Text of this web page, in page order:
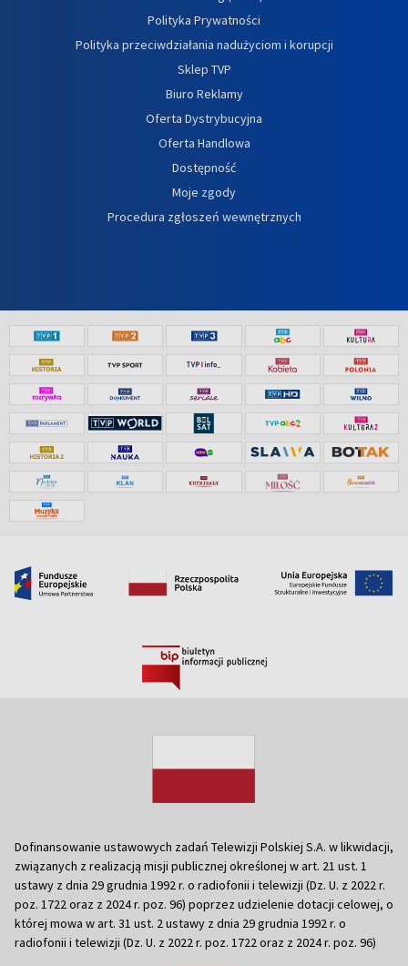
Polityka Prywatności
Polityka przeciwdziałania nadużyciom i korupcji
Sklep TVP
Biuro Reklamy
Oferta Dystrybucyjna
Oferta Handlowa
Dostępność
Moje zgody
Procedura zgłoszeń wewnętrznych
Dofinansowanie ustawowych zadań Telewizji Polskiej S.A. w likwidacji,
związanych z realizacją misji publicznej określonej w art. 21 ust. 1
ustawy z dnia 29 grudnia 1992 r. o radiofonii i telewizji (Dz. U. z 2022 r.
poz. 1722 oraz z 2024 r. poz. 96) poprzez udzielenie dotacji celowej, o
której mowa w art. 31 ust. 2 ustawy z dnia 29 grudnia 1992 r. o
radiofonii i telewizji (Dz. U. z 2022 r. poz. 1722 oraz z 2024 r. poz. 96)